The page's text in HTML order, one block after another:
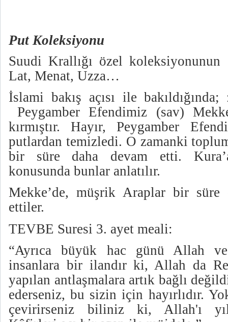
Put Koleksiyonu
Suudi Krallığı özel koleksiyonunun
Lat, Menat, Uzza…
İslami bakış açısı ile
Peygamber Efendimiz (sav)
kırmıştır. Hayır,
Peygamber
putlardan temizledi. O zamanki
bir süre daha devam etti.
konusunda bunlar anlatılır.
Mekke’de, müşrik Araplar bir süre
ettiler.
TEVBE Suresi 3. ayet meali:
“Ayrıca büyük hac günü Allah ve
insanlara bir ilandır ki, Allah da
yapılan antlaşmalara artık bağlı
ederseniz, bu sizin için hayırlıdır.
çevirirseniz biliniz ki, Allah'ı